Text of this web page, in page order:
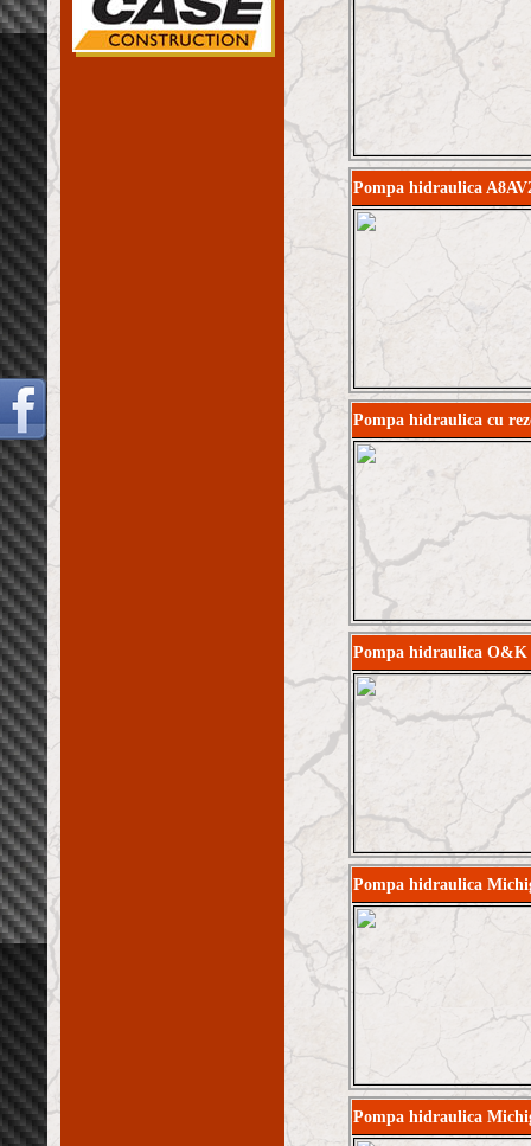
Pompa hidraulica
Pompa hidraulica cu
Pompa hidraulica
Pompa hidraulica
Pompa hidraulica